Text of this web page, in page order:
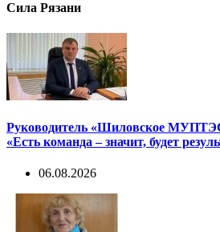
Сила Рязани
Руководитель «Шиловское
«Есть команда – значит, будет
06.08.2026